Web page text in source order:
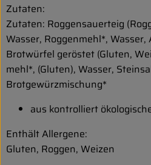
Zutaten:
Zutaten: Roggensauerteig
Wasser, Roggenmehl*, Wasser,
Brotwürfel geröstet (Gluten,
mehl*, (Gluten), Wasser,
Brotgewürzmischung*
aus kontrolliert
Enthält Allergene:
Gluten, Roggen, Weizen